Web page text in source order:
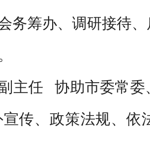
筹办、调研接待、
主任
协助市委常委
传、政策法规、依